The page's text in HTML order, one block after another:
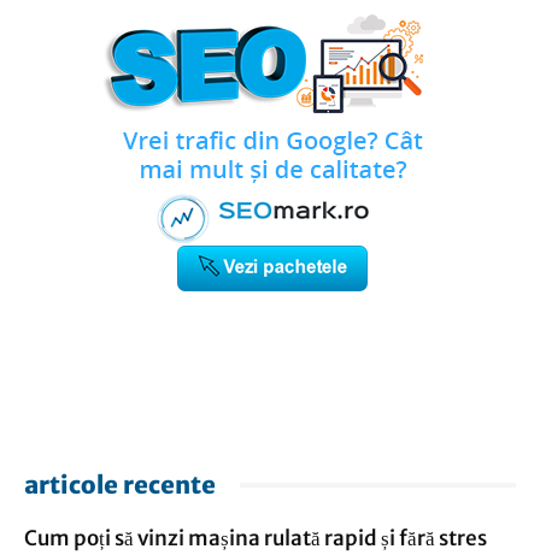
articole recente
Cum poți să vinzi mașina rulată rapid și fără stres